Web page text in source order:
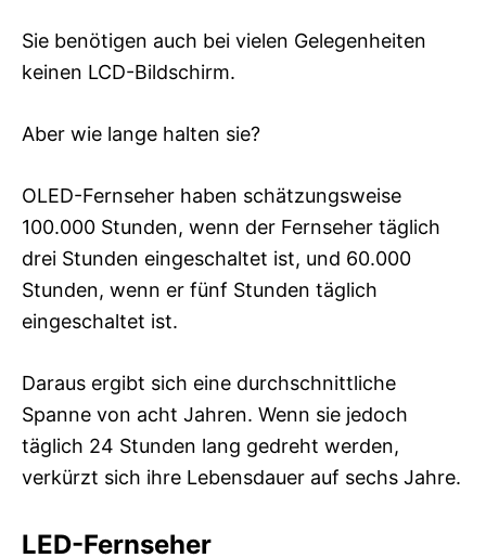
Sie benötigen auch bei vielen Gelegenheiten
keinen LCD-Bildschirm.
Aber wie lange halten sie?
OLED-Fernseher haben schätzungsweise
100.000 Stunden, wenn der Fernseher täglich
drei Stunden eingeschaltet ist, und 60.000
Stunden, wenn er fünf Stunden täglich
eingeschaltet ist.
Daraus ergibt sich eine durchschnittliche
Spanne von acht Jahren. Wenn sie jedoch
täglich 24 Stunden lang gedreht werden,
verkürzt sich ihre Lebensdauer auf sechs Jahre.
LED-Fernseher